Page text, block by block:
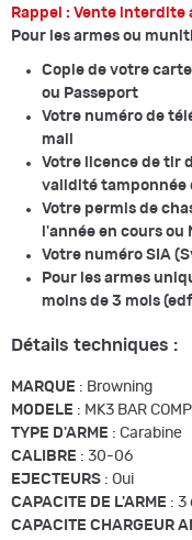
Rappel : Vente interdite
Pour les armes ou
Copie de votre
ou Passeport
Votre numéro de
mail
Votre licence de tir
validité tamponnée
Votre permis de
l'année en cours ou
Votre numéro SIA
Pour les armes
moins de 3 mois
Détails techniques :
MARQUE : Browning
MODELE : MK3 BAR
TYPE D'ARME : Carabine
CALIBRE : 30-06
EJECTEURS : Oui
CAPACITE DE L'ARME : 3
CAPACITE CHARGEUR